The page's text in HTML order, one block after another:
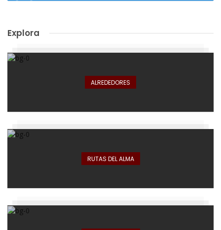
Explora
ALREDEDORES
RUTAS DEL ALMA